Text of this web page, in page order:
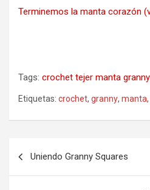
Terminemos la manta corazón
Tags: crochet tejer manta granny
Etiquetas: crochet, granny, manta,
Uniendo Granny Squares